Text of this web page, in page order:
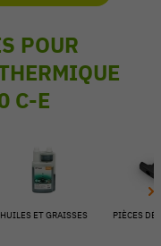
POUR
C-E
HUILES ET GRAISSES PIÈCES